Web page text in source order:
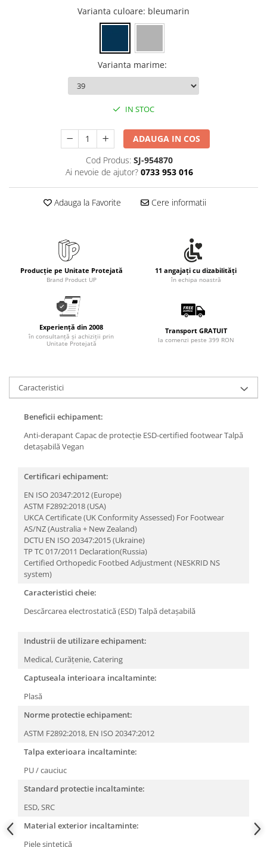
Markere diverse
Carioci si creioane colorate
Rezerve instrumente scris
Tavite documente si suporturi
Ascutitori, radiere, agrafe
Curatenie si igiena
Articole pentru bucatarie
Maturi, mopuri si galeti
Articole pentru rufe, casa,
geamuri, mobila
Articole pentru birou, suprafete,
Intretinere si odorizante masina
Saci de gunoi
Accesorii pentru curatenie
Tipografie si stampile
Formulare tipizate
personalizate
Stampile, tusiere si tus
Protectia muncii si Imbracaminte
Imbracaminte
Tricouri
Bluze & Pulovere
Camasi
Pantaloni
Pantaloni cu pieptar
Jachete
Impermeabile
Veste
Reflectorizante
Incaltaminte de oras si munte
Echipamente medicale
Manusi de protectie
Accesorii pentru protectia capului
Casti de protectie
Antifoane
Ochelari de protectie si viziere
Varianta culoare: bleumarin
Varianta marime:
IN STOC
ADAUGA IN COS
Cod Produs: SJ-954870
Ai nevoie de ajutor? 0733 953 016
Adauga la Favorite Cere informatii
Producție pe Unitate Protejată
Brand Product UP
11 angajați cu dizabilități
în echipa noastră
Experiență din 2008
în consultanță și achiziții prin
Unitate Protejată
Transport GRATUIT
la comenzi peste 399 RON
Caracteristici
Beneficii echipament:
Anti-derapantCapac de protecție ESD-certified footwearTalpă
detașabilăVegan
Certificari echipament:
EN ISO 20347:2012 (Europe)
ASTM F2892:2018 (USA)
UKCA Certificate (UK Conformity Assessed) For Footwear
AS/NZ (Australia + New Zealand)
DCTU EN ISO 20347:2015 (Ukraine)
TP TC 017/2011 Declaration(Russia)
Certified Orthopedic Footbed Adjustment (NESKRID NS
system)
Caracteristici cheie:
Descărcarea electrostatică (ESD)Talpă detașabilă
Industrii de utilizare echipament:
Medical,Curățenie,Catering
Captuseala interioara incaltaminte:
Plasă
Norme protectie echipament:
ASTM F2892:2018, EN ISO 20347:2012
Talpa exterioara incaltaminte:
PU / cauciuc
Standard protectie incaltaminte:
ESD,SRC
Material exterior incaltaminte:
Piele sintetică